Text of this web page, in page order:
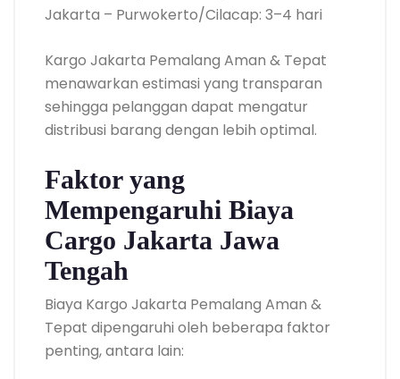
Jakarta – Purwokerto/Cilacap: 3–4 hari
Kargo Jakarta Pemalang Aman & Tepat
menawarkan estimasi yang transparan
sehingga pelanggan dapat mengatur
distribusi barang dengan lebih optimal.
Faktor yang
Mempengaruhi Biaya
Cargo Jakarta Jawa
Tengah
Biaya Kargo Jakarta Pemalang Aman &
Tepat dipengaruhi oleh beberapa faktor
penting, antara lain: